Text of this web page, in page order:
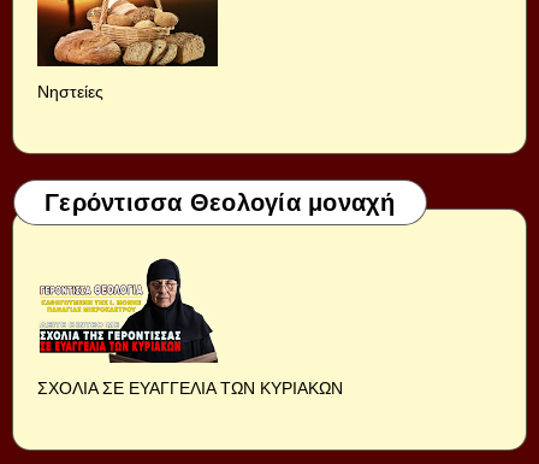
Νηστείες
Γερόντισσα Θεολογία μοναχή
ΣΧΟΛΙΑ ΣΕ ΕΥΑΓΓΕΛΙΑ ΤΩΝ ΚΥΡΙΑΚΩΝ